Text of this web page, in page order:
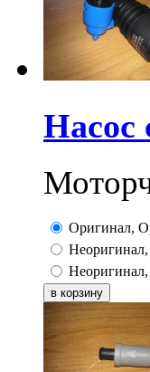
Насос
Оригинал,